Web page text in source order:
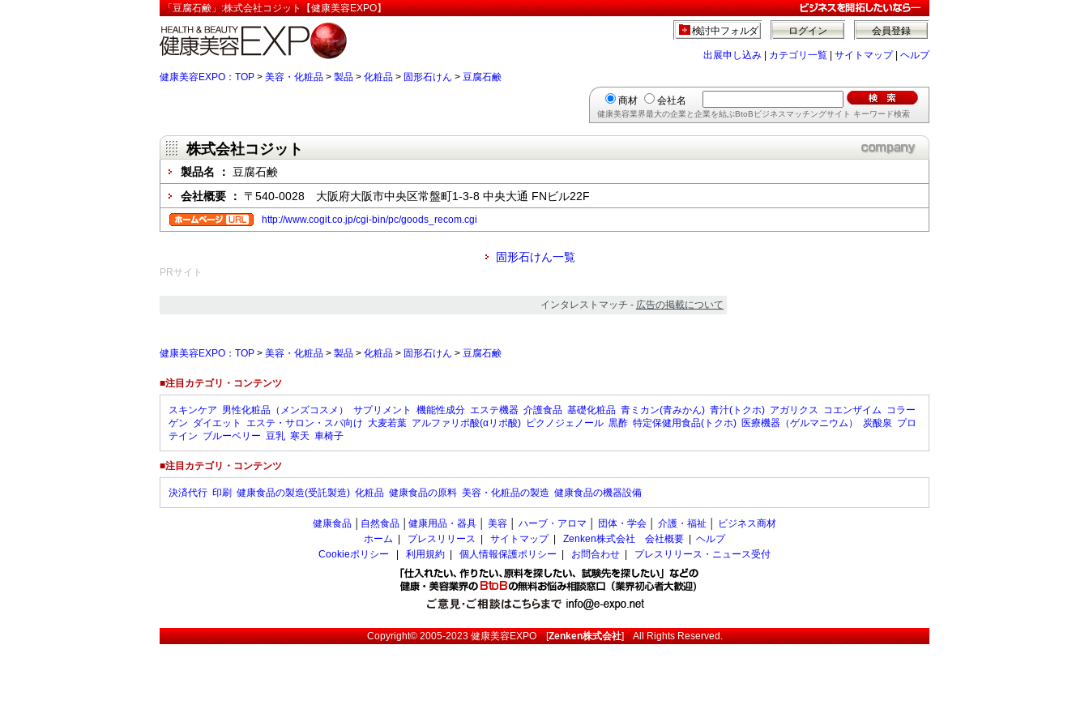
「豆腐石鹸」:株式会社コジット【健康美容EXPO】
会員登録
ログイン
検討中フォルダ
出展申し込み カテゴリ一覧 サイトマップ| ヘルプ
健康美容EXPO：TOP > 美容・化粧品 > 製品 > 化粧品 > 固形石けん > 豆腐石鹸
商材 会社名
健康美容業界最大の企業と企業を結ぶBtoBビジネスマッチングサイト キーワード検索
株式会社コジット
製品名 ： 豆腐石鹸
会社概要 ： 〒540-0028 大阪府大阪市中央区常盤町1-3-8 中央大通 FNビル22F
http://www.cogit.co.jp/cgi-bin/pc/goods_recom.cgi
固形石けん一覧
PRサイト
インタレストマッチ - 広告の掲載について
健康美容EXPO：TOP > 美容・化粧品 > 製品 > 化粧品 > 固形石けん > 豆腐石鹸
■注目カテゴリ・コンテンツ
スキンケア 男性化粧品（メンズコスメ） サプリメント 機能性成分 エステ機器 介護食品 基礎化粧品 青ミカン(青みかん) 青汁(トクホ) アガリクス コエンザイム コラー
ゲン ダイエット エステ・サロン・スパ向け 大麦若葉 アルファリポ酸(αリポ酸) ピクノジェノール 黒酢 特定保健用食品(トクホ) 医療機器（ゲルマニウム） 炭酸泉 プロ
テイン ブルーベリー 豆乳 寒天 車椅子
■注目カテゴリ・コンテンツ
決済代行 印刷 健康食品の製造(受託製造) 化粧品 健康食品の原料 美容・化粧品の製造 健康食品の機器設備
健康食品 自然食品 健康用品・器具 美容 ハーブ・アロマ 団体・学会 介護・福祉
ビジネス商材
ホーム
プレスリリース サイトマップ| Zenken株式会社 会社概要
ヘルプ
Cookieポリシー
利用規約 個人情報保護ポリシー お問合わせ プレスリリース・ニュース受付
Copyright© 2005-2023健康美容EXPO[Zenken株式会社] All Rights Reserved.